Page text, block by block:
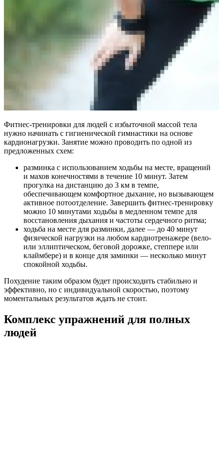
Фитнес-тренировки для людей с избыточной массой тела
нужно начинать с гигиенической гимнастики на основе
кардионагрузки. Занятие можно проводить по одной из
предложенных схем:
разминка с использованием ходьбы на месте, вращений
и махов конечностями в течение 10 минут. Затем
прогулка на дистанцию до 3 км в темпе,
обеспечивающем комфортное дыхание, но вызывающем
активное потоотделение. Завершить фитнес-тренировку
можно 10 минутами ходьбы в медленном темпе для
восстановления дыхания и частоты сердечного ритма;
ходьба на месте для разминки, далее — до 40 минут
физической нагрузки на любом кардиотренажере (вело-
или эллиптическом, беговой дорожке, степпере или
клаймбере) и в конце для заминки — несколько минут
спокойной ходьбы.
Похудение таким образом будет происходить стабильно и
эффективно, но с индивидуальной скоростью, поэтому
моментальных результатов ждать не стоит.
Комплекс упражнений для полных
людей